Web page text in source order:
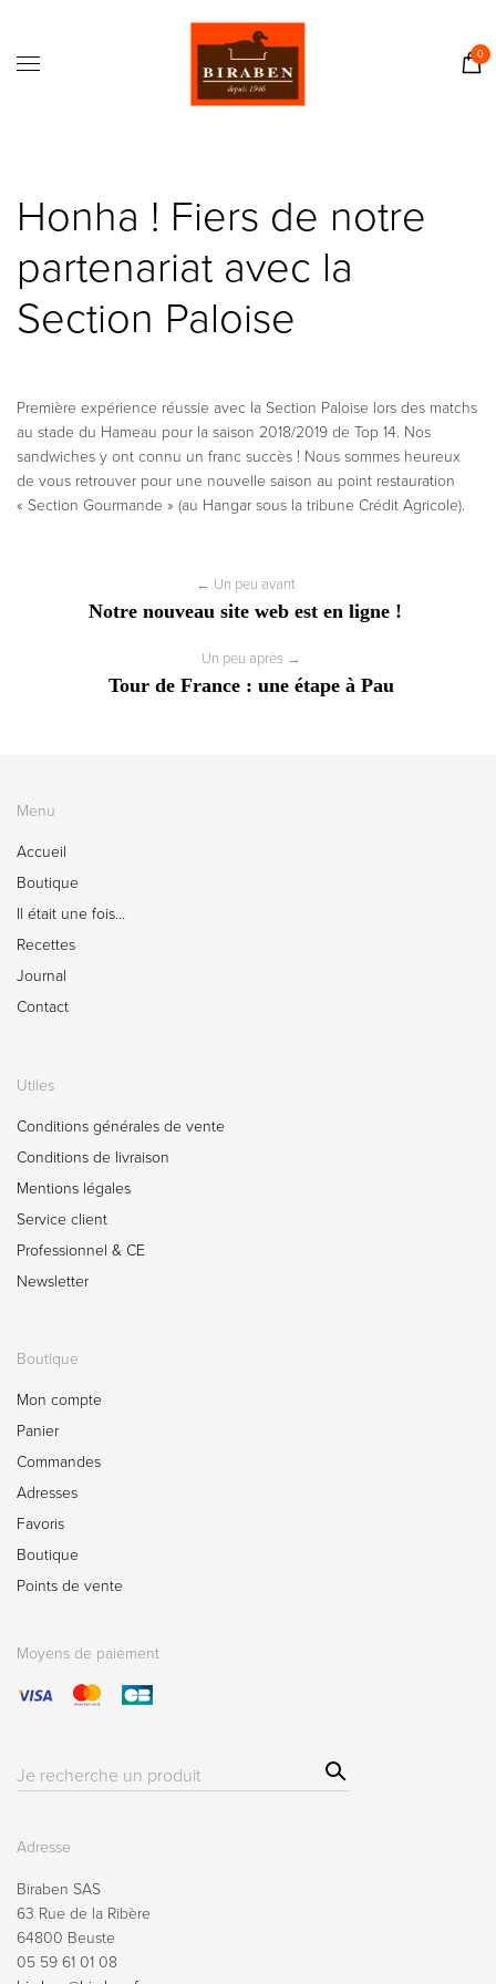
0
Contact
Honha ! Fiers de notre
partenariat avec la
Section Paloise
Première expérience réussie avec la Section Paloise lors des matchs
au stade du Hameau pour la saison 2018/2019 de Top 14. Nos
sandwiches y ont connu un franc succès ! Nous sommes heureux
de vous retrouver pour une nouvelle saison au point restauration
« Section Gourmande » (au Hangar sous la tribune Crédit Agricole).
← Un peu avant
Notre nouveau site web est en ligne !
Un peu après →
Tour de France : une étape à Pau
Menu
Accueil
Boutique
Il était une fois…
Recettes
Journal
Contact
Utiles
Conditions générales de vente
Conditions de livraison
Mentions légales
Service client
Professionnel & CE
Newsletter
Boutique
Mon compte
Panier
Commandes
Adresses
Favoris
Boutique
Points de vente
Moyens de paiement
Résultat(s)
Sear
ch
Adresse
Biraben SAS
63 Rue de la Ribère
64800 Beuste
05 59 61 01 08